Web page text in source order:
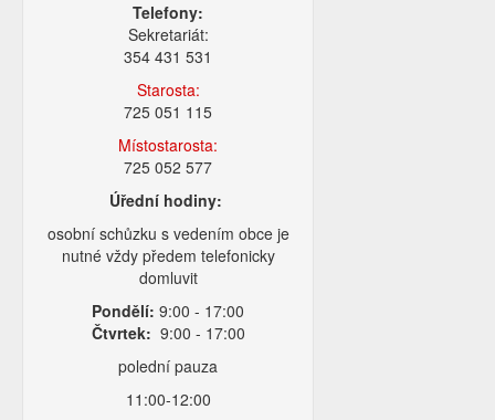
Telefony:
Sekretariát:
354 431 531
Starosta:
725 051 115
Místostarosta:
725 052 577
Úřední hodiny:
osobní schůzku s vedením obce je
nutné vždy předem telefonicky
domluvit
Pondělí: 9:00 - 17:00
Čtvrtek: 9:00 - 17:00
polední pauza
11:00-12:00